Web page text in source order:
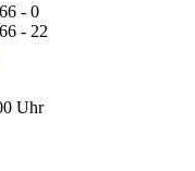
- 0
- 22
Uhr